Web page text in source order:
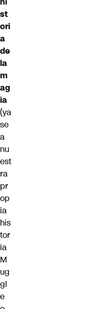
st
ori
a
de
la
m
ag
ia
(ya
se
a
nu
est
ra
pr
op
ia
his
tor
ia
M
ug
gl
e